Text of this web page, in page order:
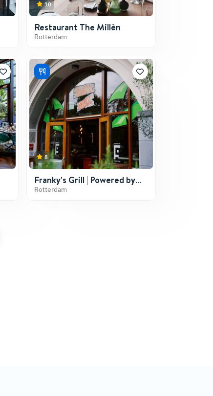
10
Restaurant The Millèn
Rotterdam
8
Franky's Grill | Powered by
Food Labs
Rotterdam